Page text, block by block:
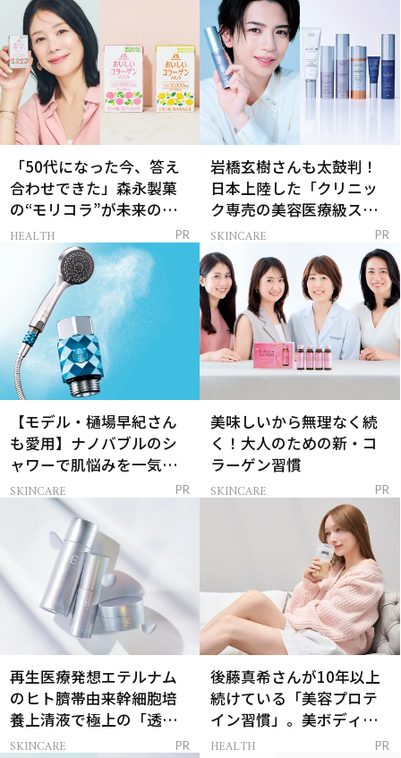
「50代になった今、答え
合わせできた」森永製菓
の“モリコラ”が未来のキ
レイを連れてくる！
HEALTH PR
岩橋玄樹さんも太鼓判！
日本上陸した「クリニッ
ク専売の美容医療級スキ
ンケア」
SKINCARE PR
【モデル・樋場早紀さん
も愛用】ナノバブルのシ
ャワーで肌悩みを一気に
解決
SKINCARE PR
美味しいから無理なく続
く！大人のための新・コ
ラーゲン習慣
SKINCARE PR
再生医療発想エテルナム
のヒト臍帯由来幹細胞培
養上清液で極上の「透明
感ハリ肌」へ
SKINCARE PR
後藤真希さんが10年以上
続けている「美容プロテ
イン習慣」。美ボディを
支える朝ルーティンと
HEALTH PR